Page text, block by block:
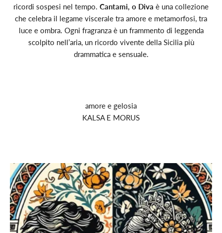
ricordi sospesi nel tempo. Cantami, o Diva è una collezione
che celebra il legame viscerale tra amore e metamorfosi, tra
luce e ombra. Ogni fragranza è un frammento di leggenda
scolpito nell’aria, un ricordo vivente della Sicilia più
drammatica e sensuale.
amore e gelosia
KALSA E MORUS